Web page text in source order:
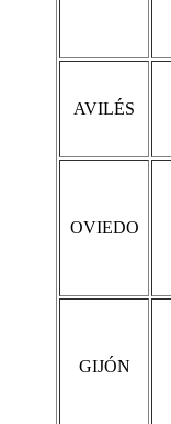
AVILÉS
OVIEDO
GIJÓN